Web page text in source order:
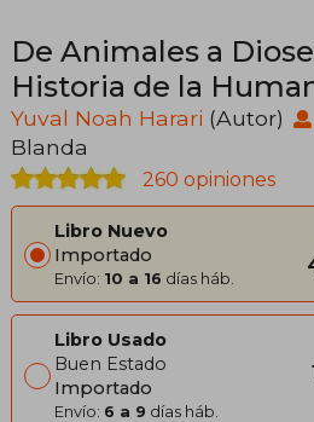
De Animales a
Historia de la
Yuval Noah Harari (Autor)
Blanda
260 opiniones
Libro Nuevo
Importado
Envío: 10 a 16 días háb.
Libro Usado
Buen Estado
Importado
Envío: 6 a 9 días háb.